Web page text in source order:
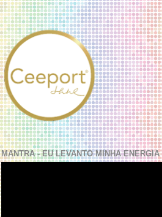
MANTRA - EU LEVANTO MINHA ENERGIA